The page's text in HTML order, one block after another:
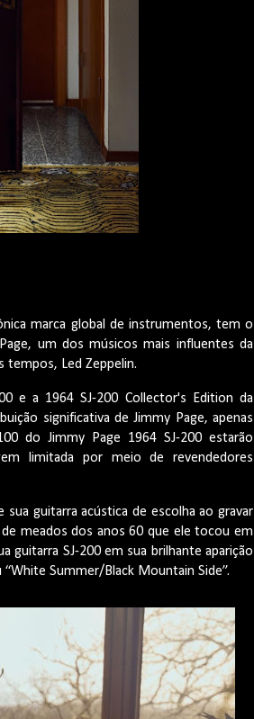
marca global de instrumentos, tem o
um dos músicos mais influentes da
tempos, Led Zeppelin.
e a 1964 SJ-200 Collector's Edition da
significativa de Jimmy Page, apenas
do Jimmy Page 1964 SJ-200 estarão
limitada por meio de revendedores
guitarra acústica de escolha ao gravar
meados dos anos 60 que ele tocou em
guitarra SJ-200 em sua brilhante aparição
Summer/Black Mountain Side”.